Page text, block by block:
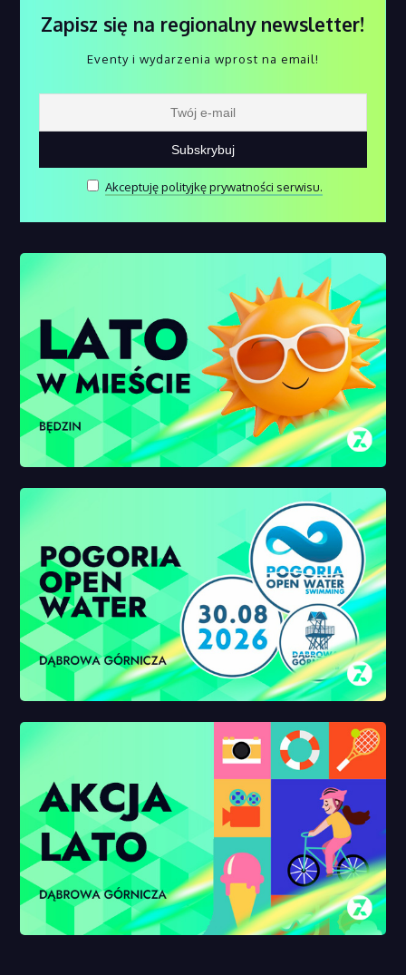
Zapisz się na regionalny newsletter!
Eventy i wydarzenia wprost na email!
Akceptuję polityjkę prywatności serwisu.